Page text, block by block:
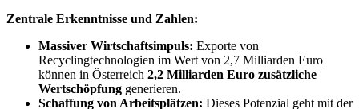
Zentrale Erkenntnisse und Zahlen:
Massiver Wirtschaftsimpuls: Exporte von
Recyclingtechnologien im Wert von 2,7 Milliarden Euro
können in Österreich 2,2 Milliarden Euro zusätzliche
Wertschöpfung generieren.
Schaffung von Arbeitsplätzen: Dieses Potenzial geht mit der